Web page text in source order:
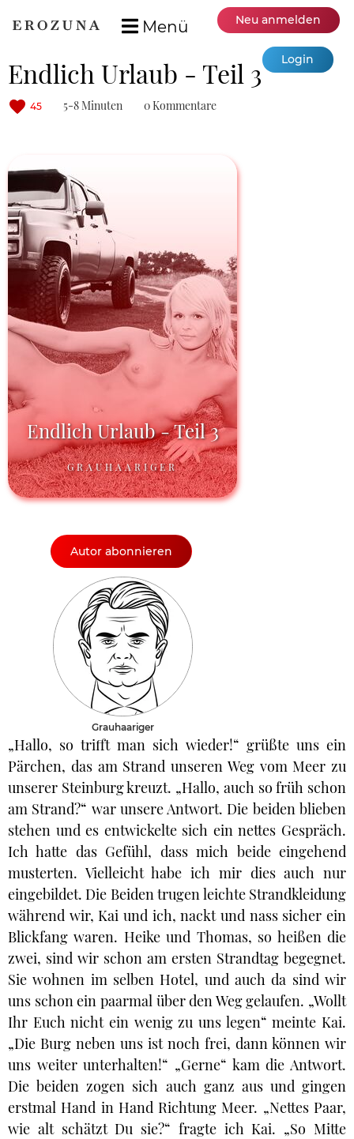
Menü Neu anmelden
Login
Endlich Urlaub - Teil 3
45 5-8 Minuten 0 Kommentare
Endlich Urlaub - Teil 3
GRAUHAARIGER
Autor abonnieren
Grauhaariger
„Hallo, so trifft man sich wieder!“ grüßte uns ein
Pärchen, das am Strand unseren Weg vom Meer zu
unserer Steinburg kreuzt. „Hallo, auch so früh schon
am Strand?“ war unsere Antwort. Die beiden blieben
stehen und es entwickelte sich ein nettes Gespräch.
Ich hatte das Gefühl, dass mich beide eingehend
musterten. Vielleicht habe ich mir dies auch nur
eingebildet. Die Beiden trugen leichte Strandkleidung
während wir, Kai und ich, nackt und nass sicher ein
Blickfang waren. Heike und Thomas, so heißen die
zwei, sind wir schon am ersten Strandtag begegnet.
Sie wohnen im selben Hotel, und auch da sind wir
uns schon ein paarmal über den Weg gelaufen. „Wollt
Ihr Euch nicht ein wenig zu uns legen“ meinte Kai.
„Die Burg neben uns ist noch frei, dann können wir
uns weiter unterhalten!“ „Gerne“ kam die Antwort.
Die beiden zogen sich auch ganz aus und gingen
erstmal Hand in Hand Richtung Meer. „Nettes Paar,
wie alt schätzt Du sie?“ fragte ich Kai. „So Mitte